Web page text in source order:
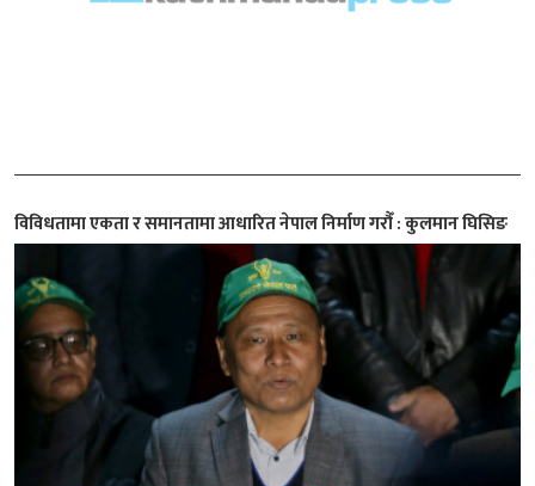
विविधतामा एकता र समानतामा आधारित नेपाल निर्माण गरौँ : कुलमान घिसिङ